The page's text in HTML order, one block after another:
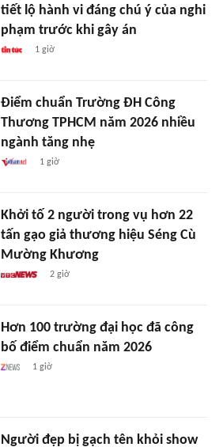
tiết lộ hành vi đáng chú ý của nghi
phạm trước khi gây án
1 giờ
Điểm chuẩn Trường ĐH Công
Thương TPHCM năm 2026 nhiều
ngành tăng nhẹ
1 giờ
Khởi tố 2 người trong vụ hơn 22
tấn gạo giả thương hiệu Séng Cù
Mường Khương
2 giờ
Hơn 100 trường đại học đã công
bố điểm chuẩn năm 2026
1 giờ
Người đẹp bị gạch tên khỏi show